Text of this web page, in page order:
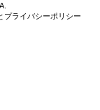
プライバシーポリシー